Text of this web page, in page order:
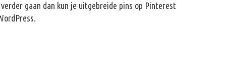
gaan dan kun je uitgebreide pins op Pinterest